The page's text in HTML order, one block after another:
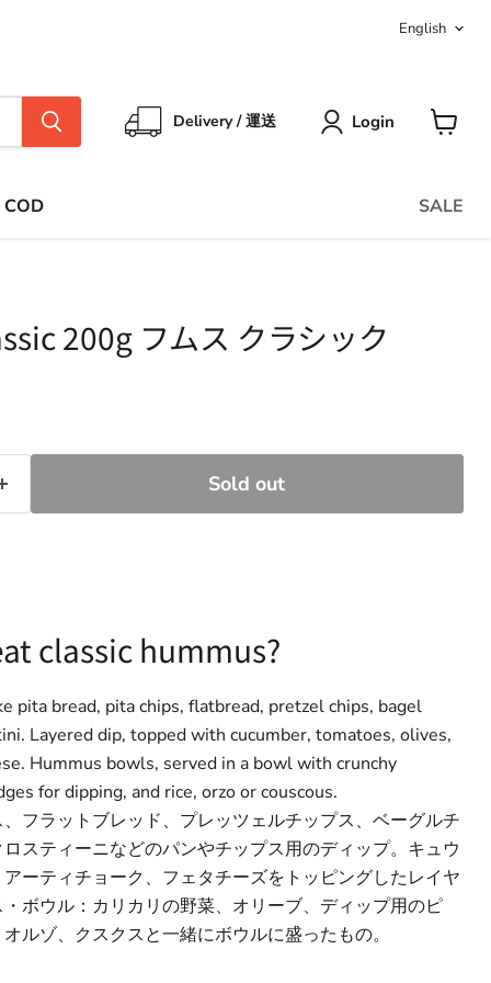
English
Delivery / 運送 Login
COD
SALE
200g フムス クラシック
Sold out
classic hummus?
pita bread, pita chips, flatbread, pretzel chips, bagel
Layered dip, topped with cucumber, tomatoes, olives,
Hummus bowls, served in a bowl with crunchy
for dipping, and rice, orzo or couscous.
フラットブレッド、プレッツェルチップス、ベーグルチ
スティーニなどのパンやチップス用のディップ。キュウ
ーティチョーク、フェタチーズをトッピングしたレイヤ
ボウル：カリカリの野菜、オリーブ、ディップ用のピ
ルゾ、クスクスと一緒にボウルに盛ったもの。